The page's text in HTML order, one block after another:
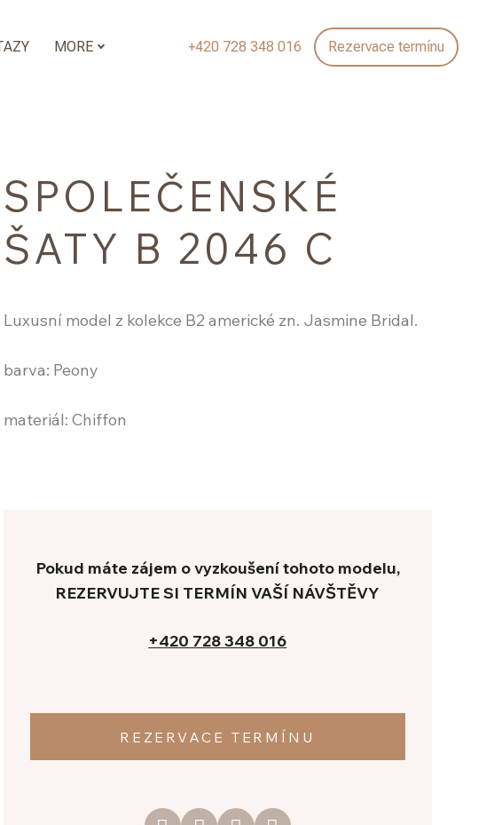
MORE +420 728 348 016 Rezervace termínu
SPOLEČENSKÉ
ŠATY B 2046 C
Luxusní model z kolekce B2 americké zn. Jasmine Bridal.
barva: Peony
materiál: Chiffon
Pokud máte zájem o vyzkoušení tohoto modelu,
REZERVUJTE SI TERMÍN VAŠÍ NÁVŠTĚVY
+420 728 348 016
REZERVACE TERMÍNU